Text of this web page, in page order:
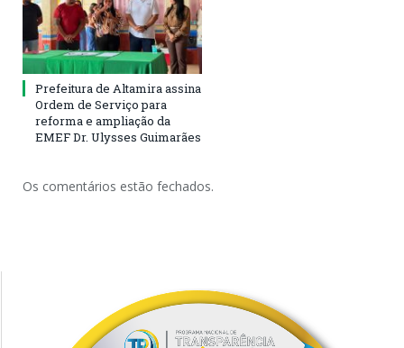
Prefeitura de Altamira assina
Ordem de Serviço para
reforma e ampliação da
EMEF Dr. Ulysses Guimarães
Os comentários estão fechados.